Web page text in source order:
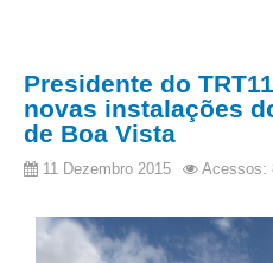
Presidente do
novas instalações
de Boa Vista
11 Dezembro 2015 Acessos: